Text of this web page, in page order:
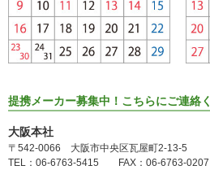
提携メーカー募集中！こちらにご連絡
大阪本社
〒542-0066 大阪市中央区瓦屋町2-13-5
TEL：06-6763-5415 FAX：06-6763-0207